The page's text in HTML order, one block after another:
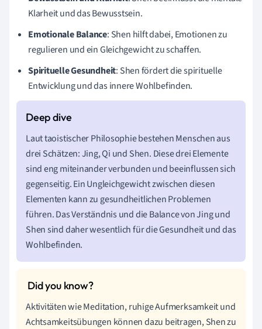
Klarheit und das Bewusstsein.
Emotionale Balance: Shen hilft dabei, Emotionen zu
regulieren und ein Gleichgewicht zu schaffen.
Spirituelle Gesundheit: Shen fördert die spirituelle
Entwicklung und das innere Wohlbefinden.
Laut taoistischer Philosophie bestehen Menschen aus
drei Schätzen: Jing, Qi und Shen. Diese drei Elemente
sind eng miteinander verbunden und beeinflussen sich
gegenseitig. Ein Ungleichgewicht zwischen diesen
Elementen kann zu gesundheitlichen Problemen
führen. Das Verständnis und die Balance von Jing und
Shen sind daher wesentlich für die Gesundheit und das
Wohlbefinden.
Aktivitäten wie Meditation, ruhige Aufmerksamkeit und
Achtsamkeitsübungen können dazu beitragen, Shen zu